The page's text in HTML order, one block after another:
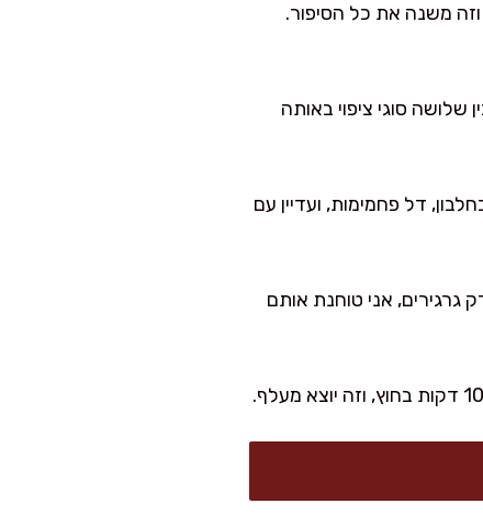
וזה משנה את כל הסיפור.
סוגי ציפוי באותה
דל פחמימות, ועדיין עם
גרגירים, אני טוחנת אותם